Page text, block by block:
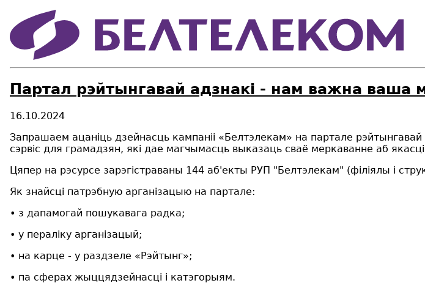
Партал рэйтынгавай адзнакі - нам важна ваша
16.10.2024
Запрашаем ацаніць дзейнасць кампаніі «Белтэлекам» на партале рэйтынгавай
сэрвіс для грамадзян, які дае магчымасць выказаць сваё меркаванне аб
Цяпер на рэсурсе зарэгістраваны 144 аб'екты РУП "Белтэлекам" (філіялы і
Як знайсці патрэбную арганізацыю на партале:
• з дапамогай пошукавага радка;
• у пераліку арганізацый;
• на карце - у раздзеле «Рэйтынг»;
• па сферах жыццядзейнасці і катэгорыям.